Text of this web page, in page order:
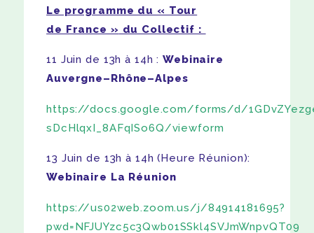
Le programme du « Tour
de France » du Collectif :
11 Juin de 13h à 14h :Webinaire
Auvergne–Rhône–Alpes
https://docs.google.com/forms/d/
sDcHlqxI_8AFqISo6Q/viewform
13 Juin de 13h à 14h (Heure Réunion):
Webinaire La Réunion
https://us02web.zoom.us/j/84914181695?
pwd=NFJUYzc5c3Qwb01SSkl4SVJmWnpvQT09